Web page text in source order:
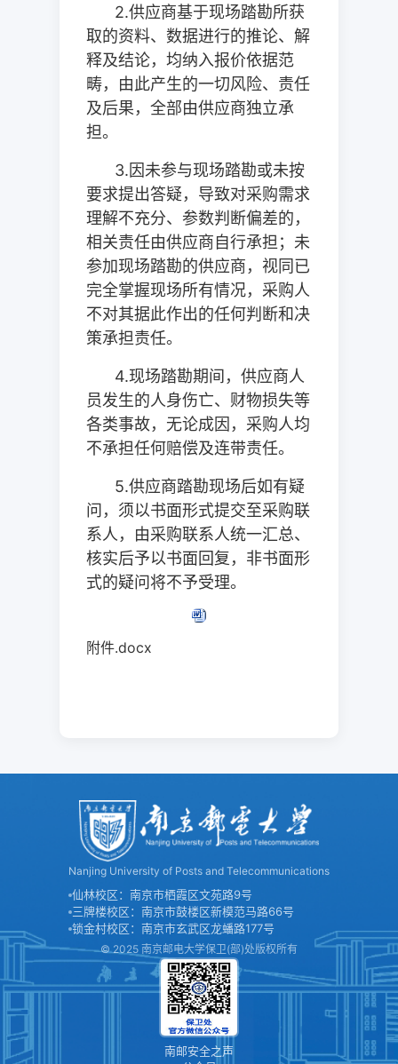
2.供应商基于现场踏勘所获
取的资料、数据进行的推论、解
释及结论，均纳入报价依据范
畴，由此产生的一切风险、责任
及后果，全部由供应商独立承
担。
3.因未参与现场踏勘或未按
要求提出答疑，导致对采购需求
理解不充分、参数判断偏差的，
相关责任由供应商自行承担；未
参加现场踏勘的供应商，视同已
完全掌握现场所有情况，采购人
不对其据此作出的任何判断和决
策承担责任。
4.现场踏勘期间，供应商人
员发生的人身伤亡、财物损失等
各类事故，无论成因，采购人均
不承担任何赔偿及连带责任。
5.供应商踏勘现场后如有疑
问，须以书面形式提交至采购联
系人，由采购联系人统一汇总、
核实后予以书面回复，非书面形
式的疑问将不予受理。
附件.docx
Nanjing University of Posts and Telecommunications
仙林校区：南京市栖霞区文苑路9号
三牌楼校区：南京市鼓楼区新模范马路66号
锁金村校区：南京市玄武区龙蟠路177号
© 2025 南京邮电大学保卫(部)处版权所有
南邮安全之声